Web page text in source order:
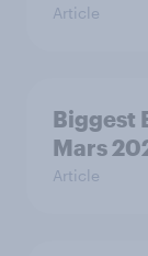
Article
Biggest
Mars
Article